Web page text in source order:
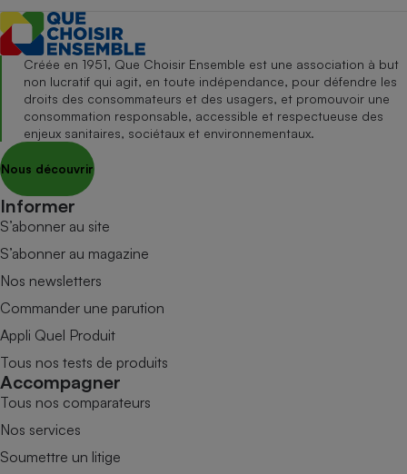
Créée en 1951, Que Choisir Ensemble est une association à but
non lucratif qui agit, en toute indépendance, pour défendre les
droits des consommateurs et des usagers, et promouvoir une
consommation responsable, accessible et respectueuse des
enjeux sanitaires, sociétaux et environnementaux.
Nous découvrir
Informer
S’abonner au site
S’abonner au magazine
Nos newsletters
Commander une parution
Appli Quel Produit
Tous nos tests de produits
Accompagner
Tous nos comparateurs
Nos services
Soumettre un litige